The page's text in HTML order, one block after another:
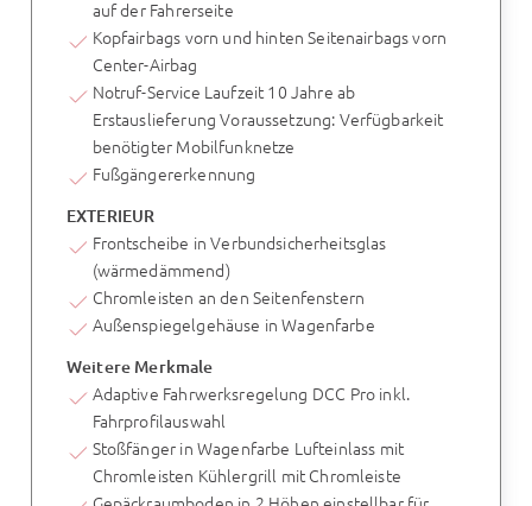
auf der Fahrerseite
Kopfairbags vorn und hinten Seitenairbags vorn
Center-Airbag
Notruf-Service Laufzeit 10 Jahre ab
Erstauslieferung Voraussetzung: Verfügbarkeit
benötigter Mobilfunknetze
Fußgängererkennung
EXTERIEUR
Frontscheibe in Verbundsicherheitsglas
(wärmedämmend)
Chromleisten an den Seitenfenstern
Außenspiegelgehäuse in Wagenfarbe
Weitere Merkmale
Adaptive Fahrwerksregelung DCC Pro inkl.
Fahrprofilauswahl
Stoßfänger in Wagenfarbe Lufteinlass mit
Chromleisten Kühlergrill mit Chromleiste